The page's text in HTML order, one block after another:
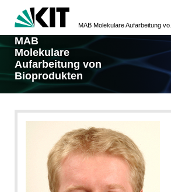
MAB
Molekulare
Aufarbeitung von
Bioprodukten